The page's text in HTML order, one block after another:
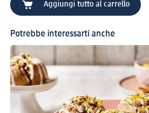
Aggiungi tutto al carrello
Potrebbe interessarti anche